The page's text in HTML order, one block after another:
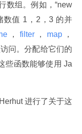
数组。例如，“new
数值 1，2，3 的并
， filter ， map
，
问。分配给它们的
些函数能够使用 Ja
进行了关于这